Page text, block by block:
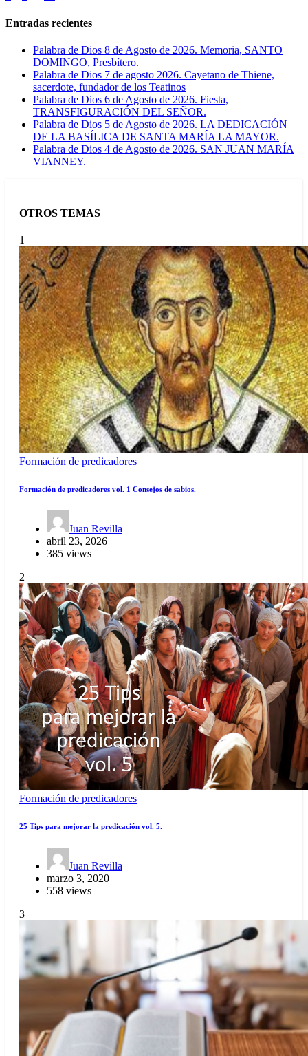
de
Entradas recientes
Palabra de Dios 8 de Agosto de 2026. Memoria, SANTO
DOMINGO, Presbítero.
Palabra de Dios 7 de agosto 2026. Cayetano de Thiene,
sacerdote, fundador de los Teatinos
Palabra de Dios 6 de Agosto de 2026. Fiesta,
TRANSFIGURACIÓN DEL SEÑOR.
Palabra de Dios 5 de Agosto de 2026. LA DEDICACIÓN
DE LA BASÍLICA DE SANTA MARÍA LA MAYOR.
Palabra de Dios 4 de Agosto de 2026. SAN JUAN MARÍA
VIANNEY.
OTROS TEMAS
1
Formación de predicadores
Formación de predicadores vol. 1 Consejos de sabios.
Juan Revilla
abril 23, 2026
385 views
2
Formación de predicadores
25 Tips para mejorar la predicación vol. 5.
Juan Revilla
marzo 3, 2020
558 views
3